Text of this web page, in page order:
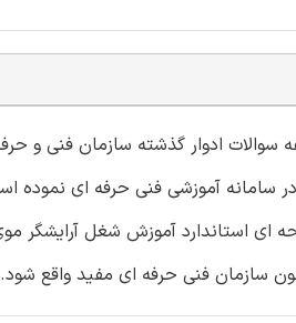
سوالات ادوار گذشته سازمان فنی و
گزینه ای با پاسخنامه و بدون پاسخنامه و جزوه 19 صفحه ای
سازمان فنی حرفه ای مفید واقع شود.